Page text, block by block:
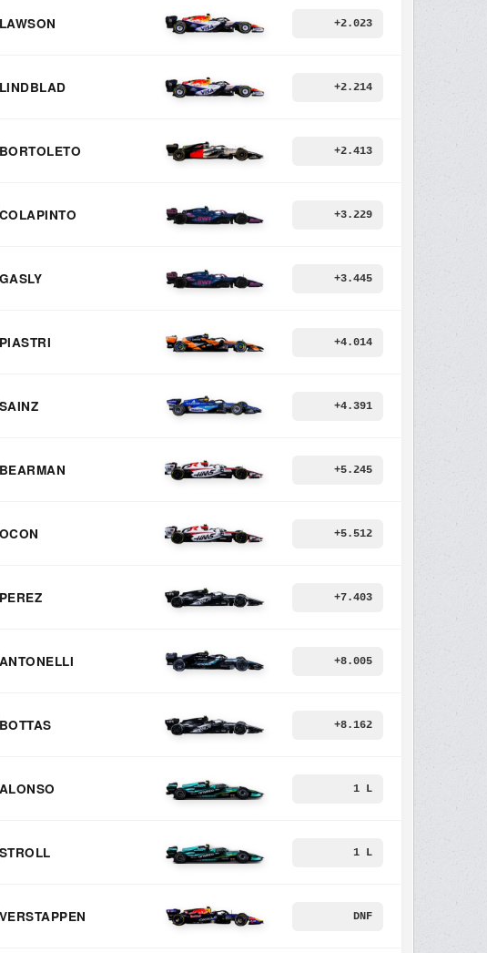
LAWSON +2.023
LINDBLAD +2.214
BORTOLETO +2.413
COLAPINTO +3.229
GASLY +3.445
PIASTRI +4.014
SAINZ +4.391
BEARMAN +5.245
OCON +5.512
PEREZ +7.403
ANTONELLI +8.005
BOTTAS +8.162
ALONSO 1 L
STROLL 1 L
VERSTAPPEN DNF